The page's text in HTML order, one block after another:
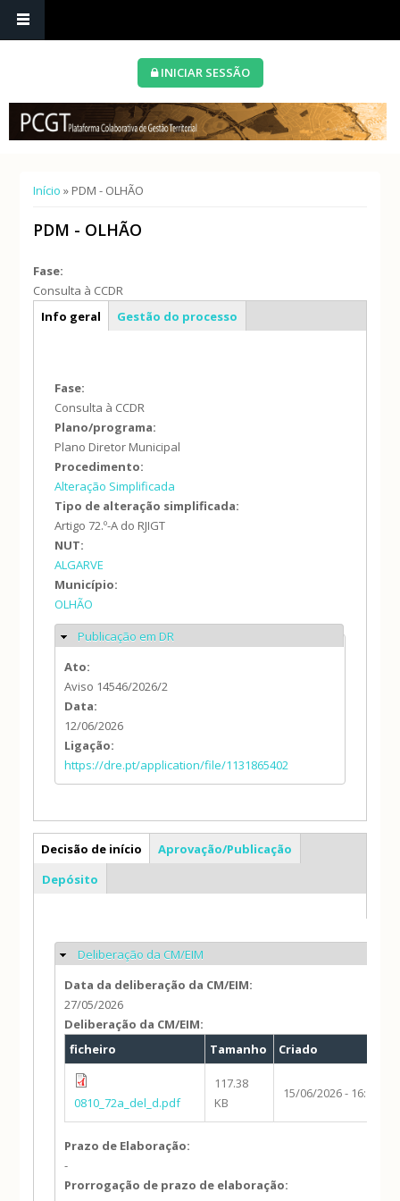
INICIAR SESSÃO
Está aqui
Início » PDM - OLHÃO
PDM - OLHÃO
Fase:
Consulta à CCDR
Caracterização geral
Info geral Gestão do processo
Fase:
Consulta à CCDR
Plano/programa:
Plano Diretor Municipal
Procedimento:
Alteração Simplificada
Tipo de alteração simplificada:
Artigo 72.º-A do RJIGT
NUT:
ALGARVE
Município:
OLHÃO
Ocultar
Publicação em DR
Ato:
Aviso 14546/2026/2
Data:
12/06/2026
Ligação:
https://dre.pt/application/file/1131865402
AS
Decisão de início
Aprovação/Publicação
Depósito
Ocultar
Deliberação da CM/EIM
Data da deliberação da CM/EIM:
27/05/2026
Deliberação da CM/EIM:
ficheiro
Tamanho Criado
0810_72a_del_d.pdf
117.38
KB
15/06/2026 - 16:10
Prazo de Elaboração:
-
Prorrogação de prazo de elaboração: